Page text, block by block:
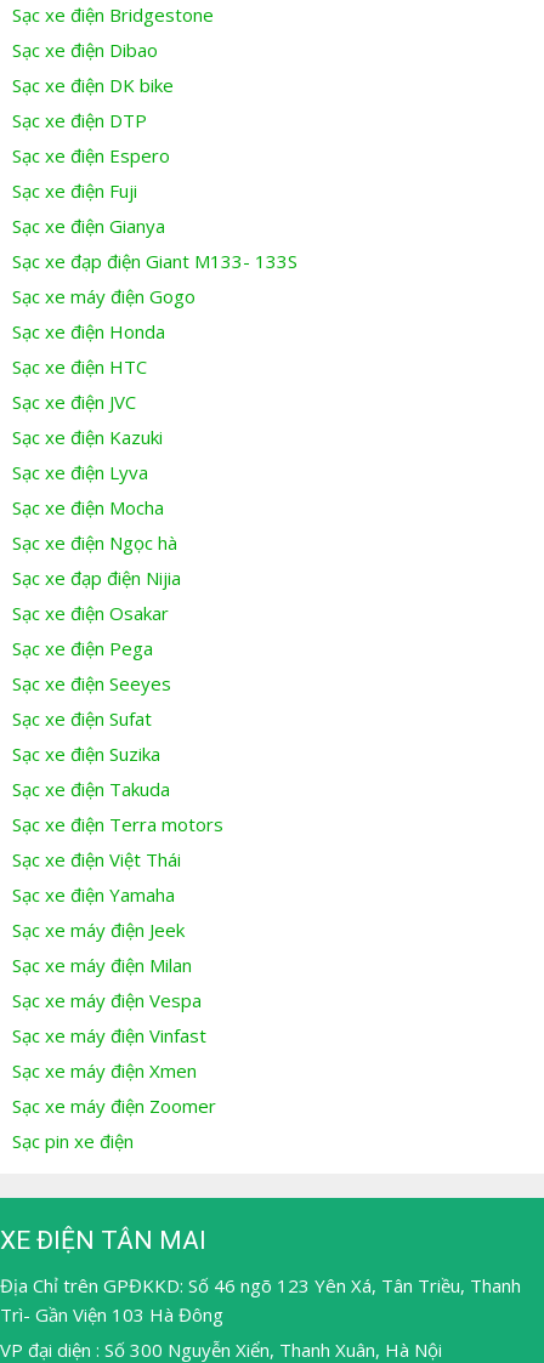
Sạc xe điện Bridgestone
Sạc xe điện Dibao
Sạc xe điện DK bike
Sạc xe điện DTP
Sạc xe điện Espero
Sạc xe điện Fuji
Sạc xe điện Gianya
Sạc xe đạp điện Giant M133- 133S
Sạc xe máy điện Gogo
Sạc xe điện Honda
Sạc xe điện HTC
Sạc xe điện JVC
Sạc xe điện Kazuki
Sạc xe điện Lyva
Sạc xe điện Mocha
Sạc xe điện Ngọc hà
Sạc xe đạp điện Nijia
Sạc xe điện Osakar
Sạc xe điện Pega
Sạc xe điện Seeyes
Sạc xe điện Sufat
Sạc xe điện Suzika
Sạc xe điện Takuda
Sạc xe điện Terra motors
Sạc xe điện Việt Thái
Sạc xe điện Yamaha
Sạc xe máy điện Jeek
Sạc xe máy điện Milan
Sạc xe máy điện Vespa
Sạc xe máy điện Vinfast
Sạc xe máy điện Xmen
Sạc xe máy điện Zoomer
Sạc pin xe điện
XE ĐIỆN TÂN MAI
Địa Chỉ trên GPĐKKD: Số 46 ngõ 123 Yên Xá, Tân Triều, Thanh
Trì- Gần Viện 103 Hà Đông
VP đại diện : Số 300 Nguyễn Xiển, Thanh Xuân, Hà Nội